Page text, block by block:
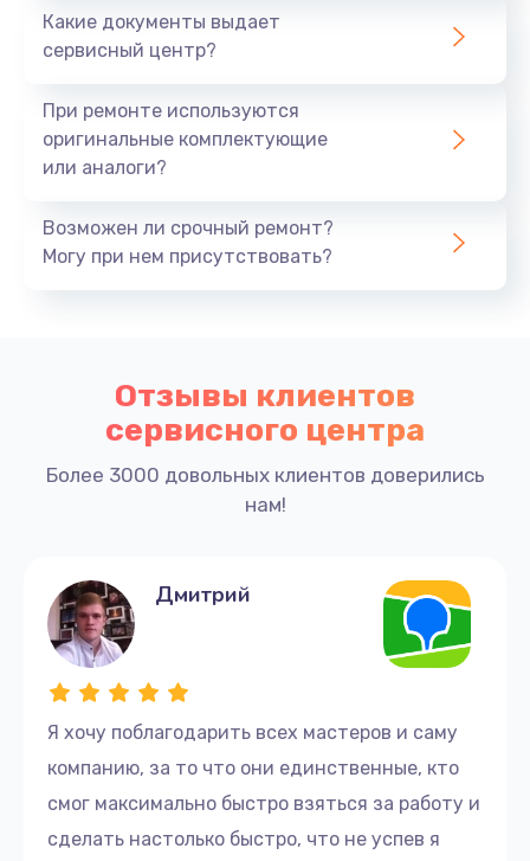
компьютер, поэтому предлагаем быстрый и
качественный ремонт любых моделей независимо
Профессиональный ремонт
компьютеров HP в Иркутске. Ваша
Наш сервисный центр гарантирует качественный
Ремонт любых моделей и годов выпуска
компьютеров HP.
Бесплатная диагностика неисправностей за
Гарантия на работы и комплектующие до 3
лет.
Бесплатный выезд мастера в течение 40
минут после оформления заявки.
Скидка 20 % на ремонт по заявке,
оформленной на сайте.
Наши мастера владеют передовыми методами
диагностики, используют специализированное
оборудование для быстрого и эффективного
Какие документы выдает
сервисный центр?
При ремонте используются
оригинальные комплектующие
или аналоги?
Возможен ли срочный ремонт?
Могу при нем присутствовать?
Отзывы клиентов
сервисного центра
Более 3000 довольных клиентов доверились
нам!
Я хочу поблагодарить всех мастеров и саму
компанию, за то что они единственные, кто
смог максимально быстро взяться за работу и
сделать настолько быстро, что не успев я
Дмитрий